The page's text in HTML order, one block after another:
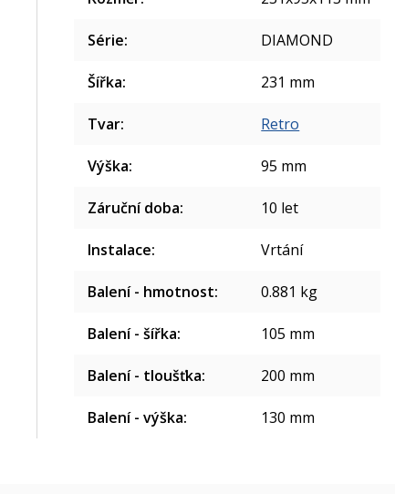
Série: DIAMOND
Šířka: 231 mm
Tvar: Retro
Výška: 95 mm
Záruční doba: 10 let
Instalace: Vrtání
Balení - hmotnost: 0.881 kg
Balení - šířka: 105 mm
Balení - tloušťka: 200 mm
Balení - výška: 130 mm